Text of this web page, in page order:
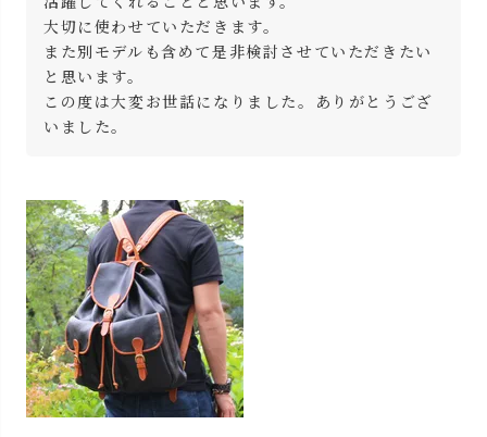
大切に使わせていただきます。
また別モデルも含めて是非検討させていただきたい
と思います。
この度は大変お世話になりました。ありがとうござ
いました。